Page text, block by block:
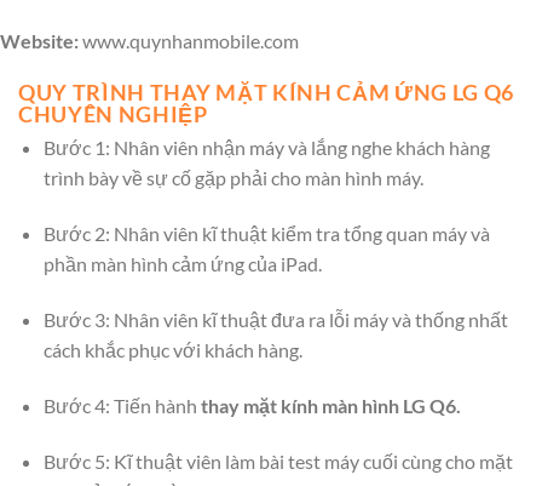
Website:www.quynhanmobile.com
QUY TRÌNH THAY MẶT KÍNH CẢM ỨNG LG Q6
CHUYÊN NGHIỆP
Bước 1: Nhân viên nhận máy và lắng nghe khách hàng
trình bày về sự cố gặp phải cho màn hình máy.
Bước 2: Nhân viên kĩ thuật kiểm tra tổng quan máy và
phần màn hình cảm ứng của iPad.
Bước 3: Nhân viên kĩ thuật đưa ra lỗi máy và thống nhất
cách khắc phục với khách hàng.
Bước 4: Tiến hành thay mặt kính màn hình LG Q6.
Bước 5: Kĩ thuật viên làm bài test máy cuối cùng cho mặt